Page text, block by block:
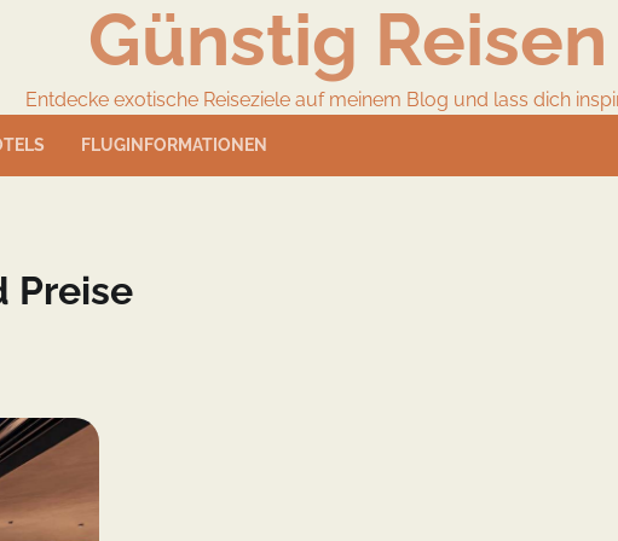
Günstig Reisen
Entdecke exotische Reiseziele auf meinem Blog und lass dich
FLUGINFORMATIONEN
Preise